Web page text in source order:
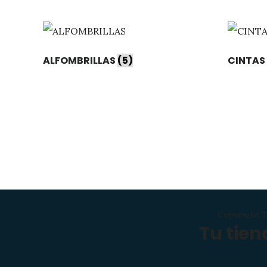
ALFOMBRILLAS (5) CINTAS
Copyright
Tu